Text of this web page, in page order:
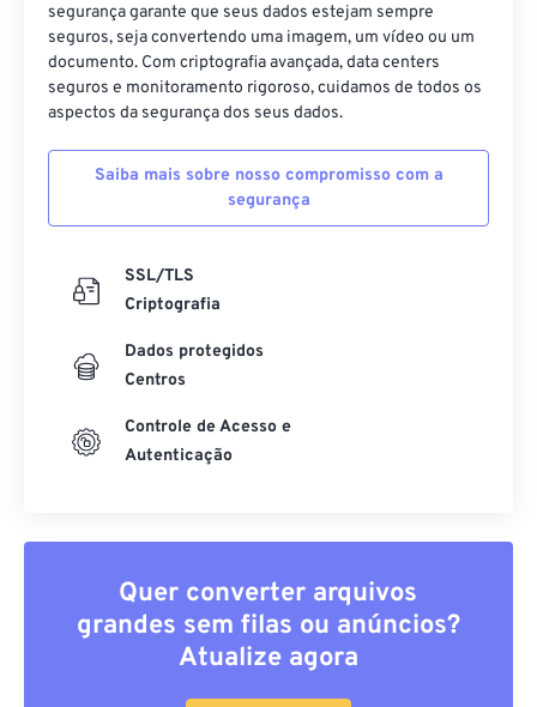
segurança garante que seus dados estejam sempre
seguros, seja convertendo uma imagem, um vídeo ou um
documento. Com criptografia avançada, data centers
seguros e monitoramento rigoroso, cuidamos de todos os
aspectos da segurança dos seus dados.
Saiba mais sobre nosso compromisso com a
segurança
SSL/TLS
Criptografia
Dados protegidos
Centros
Controle de Acesso e
Autenticação
Quer converter arquivos
grandes sem filas ou anúncios?
Atualize agora